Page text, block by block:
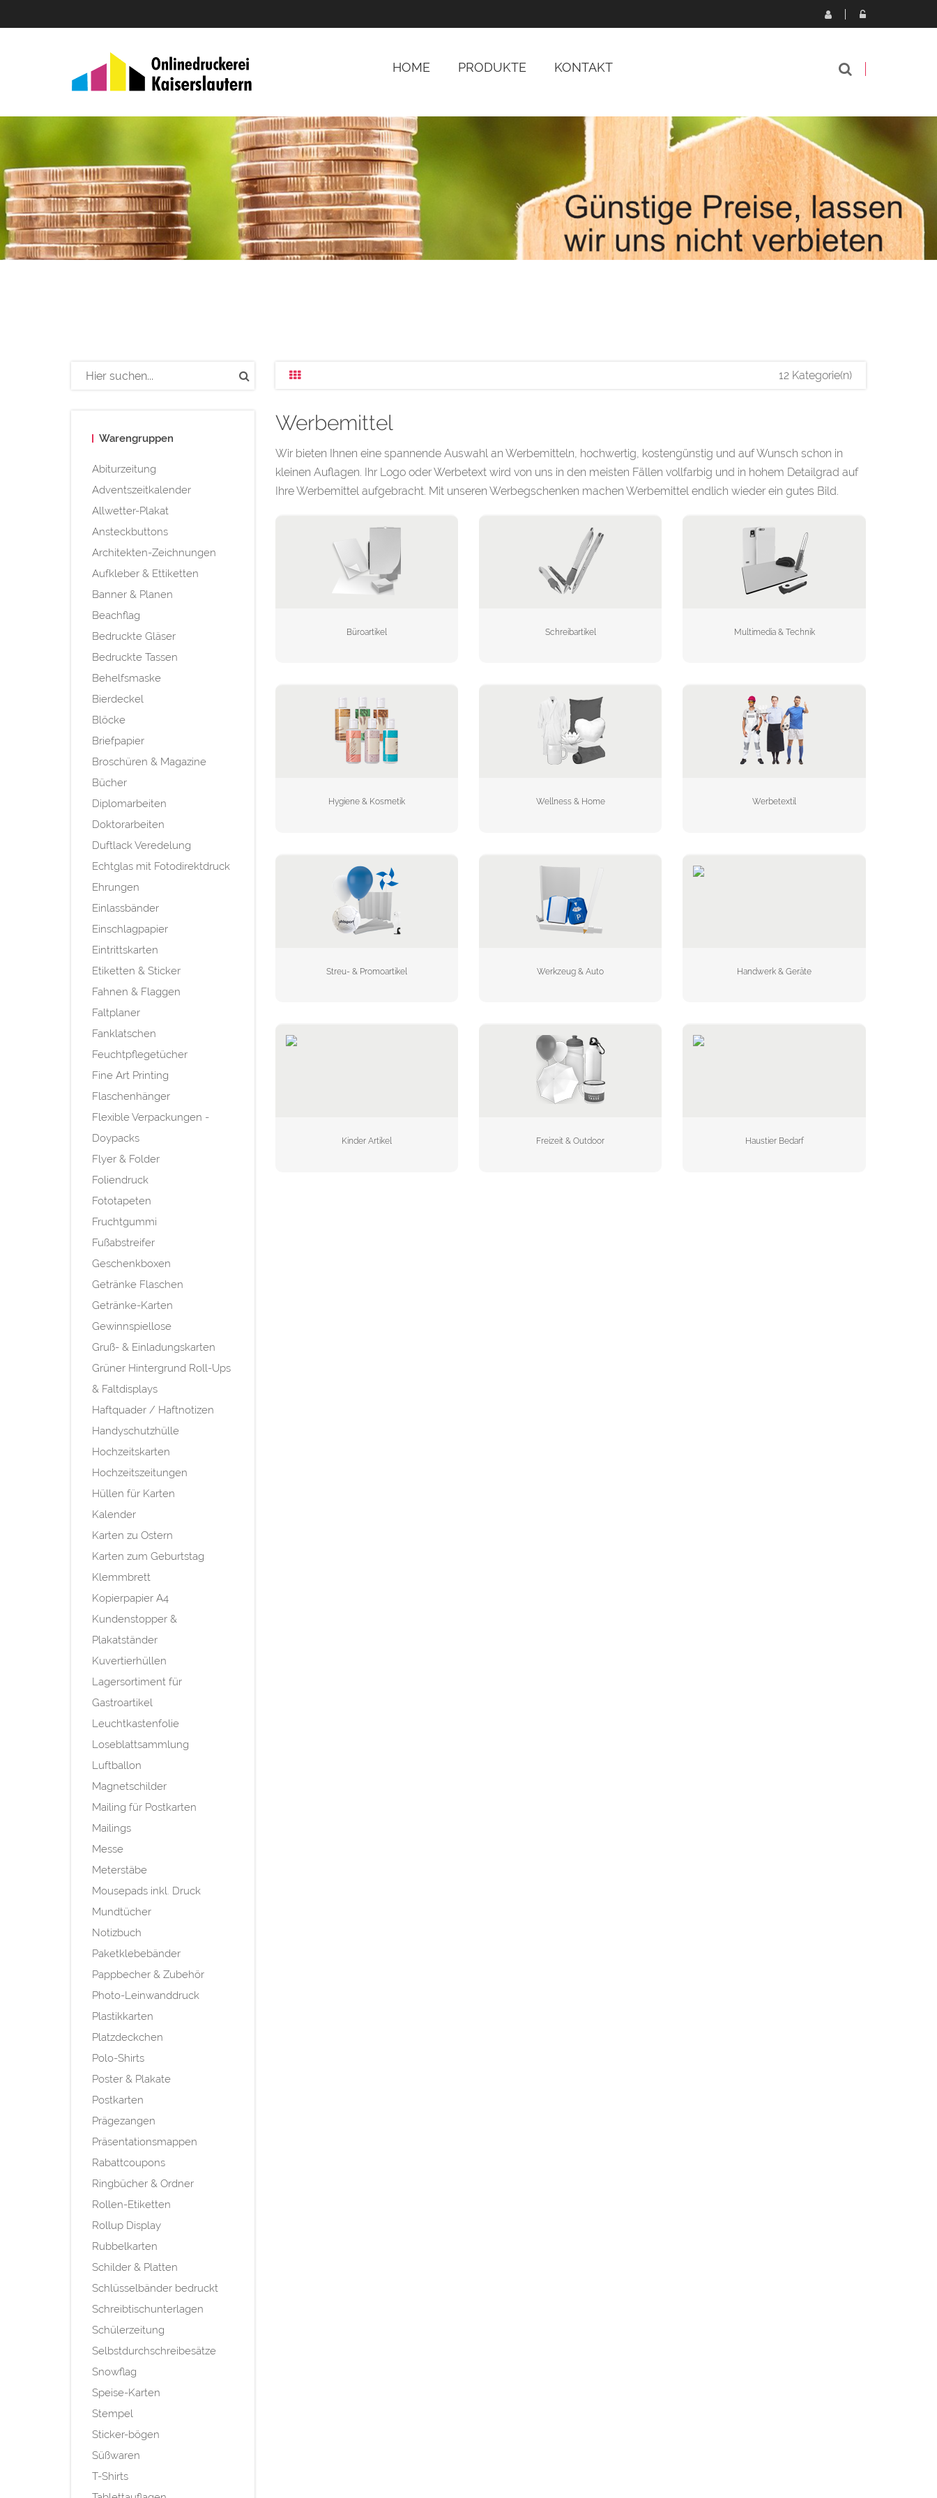
HOME PRODUKTE KONTAKT
Warengruppen
Abiturzeitung
Adventszeitkalender
Allwetter-Plakat
Ansteckbuttons
Architekten-Zeichnungen
Aufkleber & Ettiketten
Banner & Planen
Beachflag
Bedruckte Gläser
Bedruckte Tassen
Behelfsmaske
Bierdeckel
Blöcke
Briefpapier
Broschüren & Magazine
Bücher
Diplomarbeiten
Doktorarbeiten
Duftlack Veredelung
Echtglas mit Fotodirektdruck
Ehrungen
Einlassbänder
Einschlagpapier
Eintrittskarten
Etiketten & Sticker
Fahnen & Flaggen
Faltplaner
Fanklatschen
Feuchtpflegetücher
Fine Art Printing
Flaschenhänger
Flexible Verpackungen -
Doypacks
Flyer & Folder
Foliendruck
Fototapeten
Fruchtgummi
Fußabstreifer
Geschenkboxen
Getränke Flaschen
Getränke-Karten
Gewinnspiellose
Gruß- & Einladungskarten
Grüner Hintergrund Roll-Ups
& Faltdisplays
Haftquader / Haftnotizen
Handyschutzhülle
Hochzeitskarten
Hochzeitszeitungen
Hüllen für Karten
Kalender
Karten zu Ostern
Karten zum Geburtstag
Klemmbrett
Kopierpapier A4
Kundenstopper &
Plakatständer
Kuvertierhüllen
Lagersortiment für
Gastroartikel
Leuchtkastenfolie
Loseblattsammlung
Luftballon
Magnetschilder
Mailing für Postkarten
Mailings
Messe
Meterstäbe
Mousepads inkl. Druck
Mundtücher
Notizbuch
Paketklebebänder
Pappbecher & Zubehör
Photo-Leinwanddruck
Plastikkarten
Platzdeckchen
Polo-Shirts
Poster & Plakate
Postkarten
Prägezangen
Präsentationsmappen
Rabattcoupons
Ringbücher & Ordner
Rollen-Etiketten
Rollup Display
Rubbelkarten
Schilder & Platten
Schlüsselbänder bedruckt
Schreibtischunterlagen
Schülerzeitung
Selbstdurchschreibesätze
Snowflag
Speise-Karten
Stempel
Sticker-bögen
Süßwaren
T-Shirts
12 Kategorie(n)
Werbemittel
Wir bieten Ihnen eine spannende Auswahl an Werbemitteln, hochwertig, kostengünstig und auf Wunsch schon in
kleinen Auflagen. Ihr Logo oder Werbetext wird von uns in den meisten Fällen vollfarbig und in hohem Detailgrad auf
Ihre Werbemittel aufgebracht. Mit unseren Werbegschenken machen Werbemittel endlich wieder ein gutes Bild.
Büroartikel Schreibartikel Multimedia & Technik
Hygiene & Kosmetik Wellness & Home Werbetextil
Streu- & Promoartikel Werkzeug & Auto Handwerk & Geräte
Kinder Artikel Freizeit & Outdoor Haustier Bedarf